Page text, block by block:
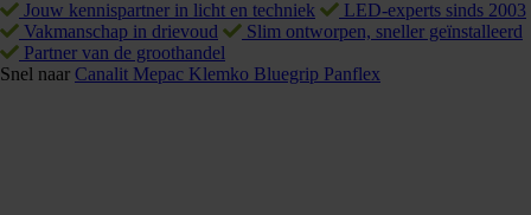
Jouw kennispartner in licht en techniek
LED-experts sinds 2003
Vakmanschap in drievoud
Slim ontworpen, sneller geïnstalleerd
Partner van de groothandel
Snel naar Canalit Mepac Klemko Bluegrip Panflex